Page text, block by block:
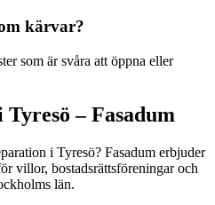
kärvar?
som är svåra att öppna eller
Tyresö – Fasadum
i Tyresö? Fasadum erbjuder
villor, bostadsrättsföreningar och
län.